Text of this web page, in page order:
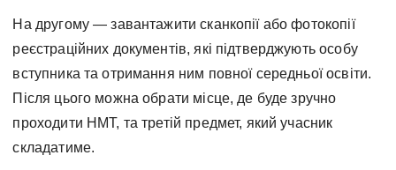
На другому — завантажити сканкопії або фотокопії
реєстраційних документів, які підтверджують особу
вступника та отримання ним повної середньої освіти.
Після цього можна обрати місце, де буде зручно
проходити НМТ, та третій предмет, який учасник
складатиме.